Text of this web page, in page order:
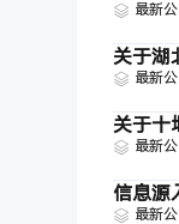
最新
关于湖
最新
关于十
最新
信息源
最新